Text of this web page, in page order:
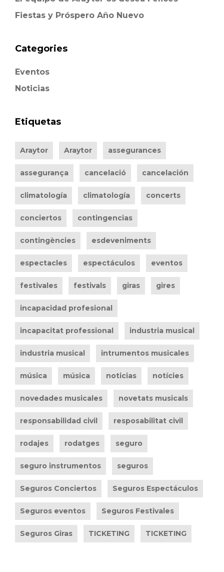
Fiestas y Próspero Año Nuevo
Categories
Eventos
Noticias
Etiquetas
Araytor Araytor assegurances
assegurança cancelació cancelación
climatología climatología concerts
conciertos contingencias
contingències esdeveniments
espectacles espectáculos eventos
festivales festivals giras gires
incapacidad profesional
incapacitat professional industria musical
industria musical intrumentos musicales
música música noticias notícies
novedades musicales novetats musicals
responsabilidad civil resposabilitat civil
rodajes rodatges seguro
seguro instrumentos seguros
Seguros Conciertos Seguros Espectáculos
Seguros eventos Seguros Festivales
Seguros Giras TICKETING TICKETING